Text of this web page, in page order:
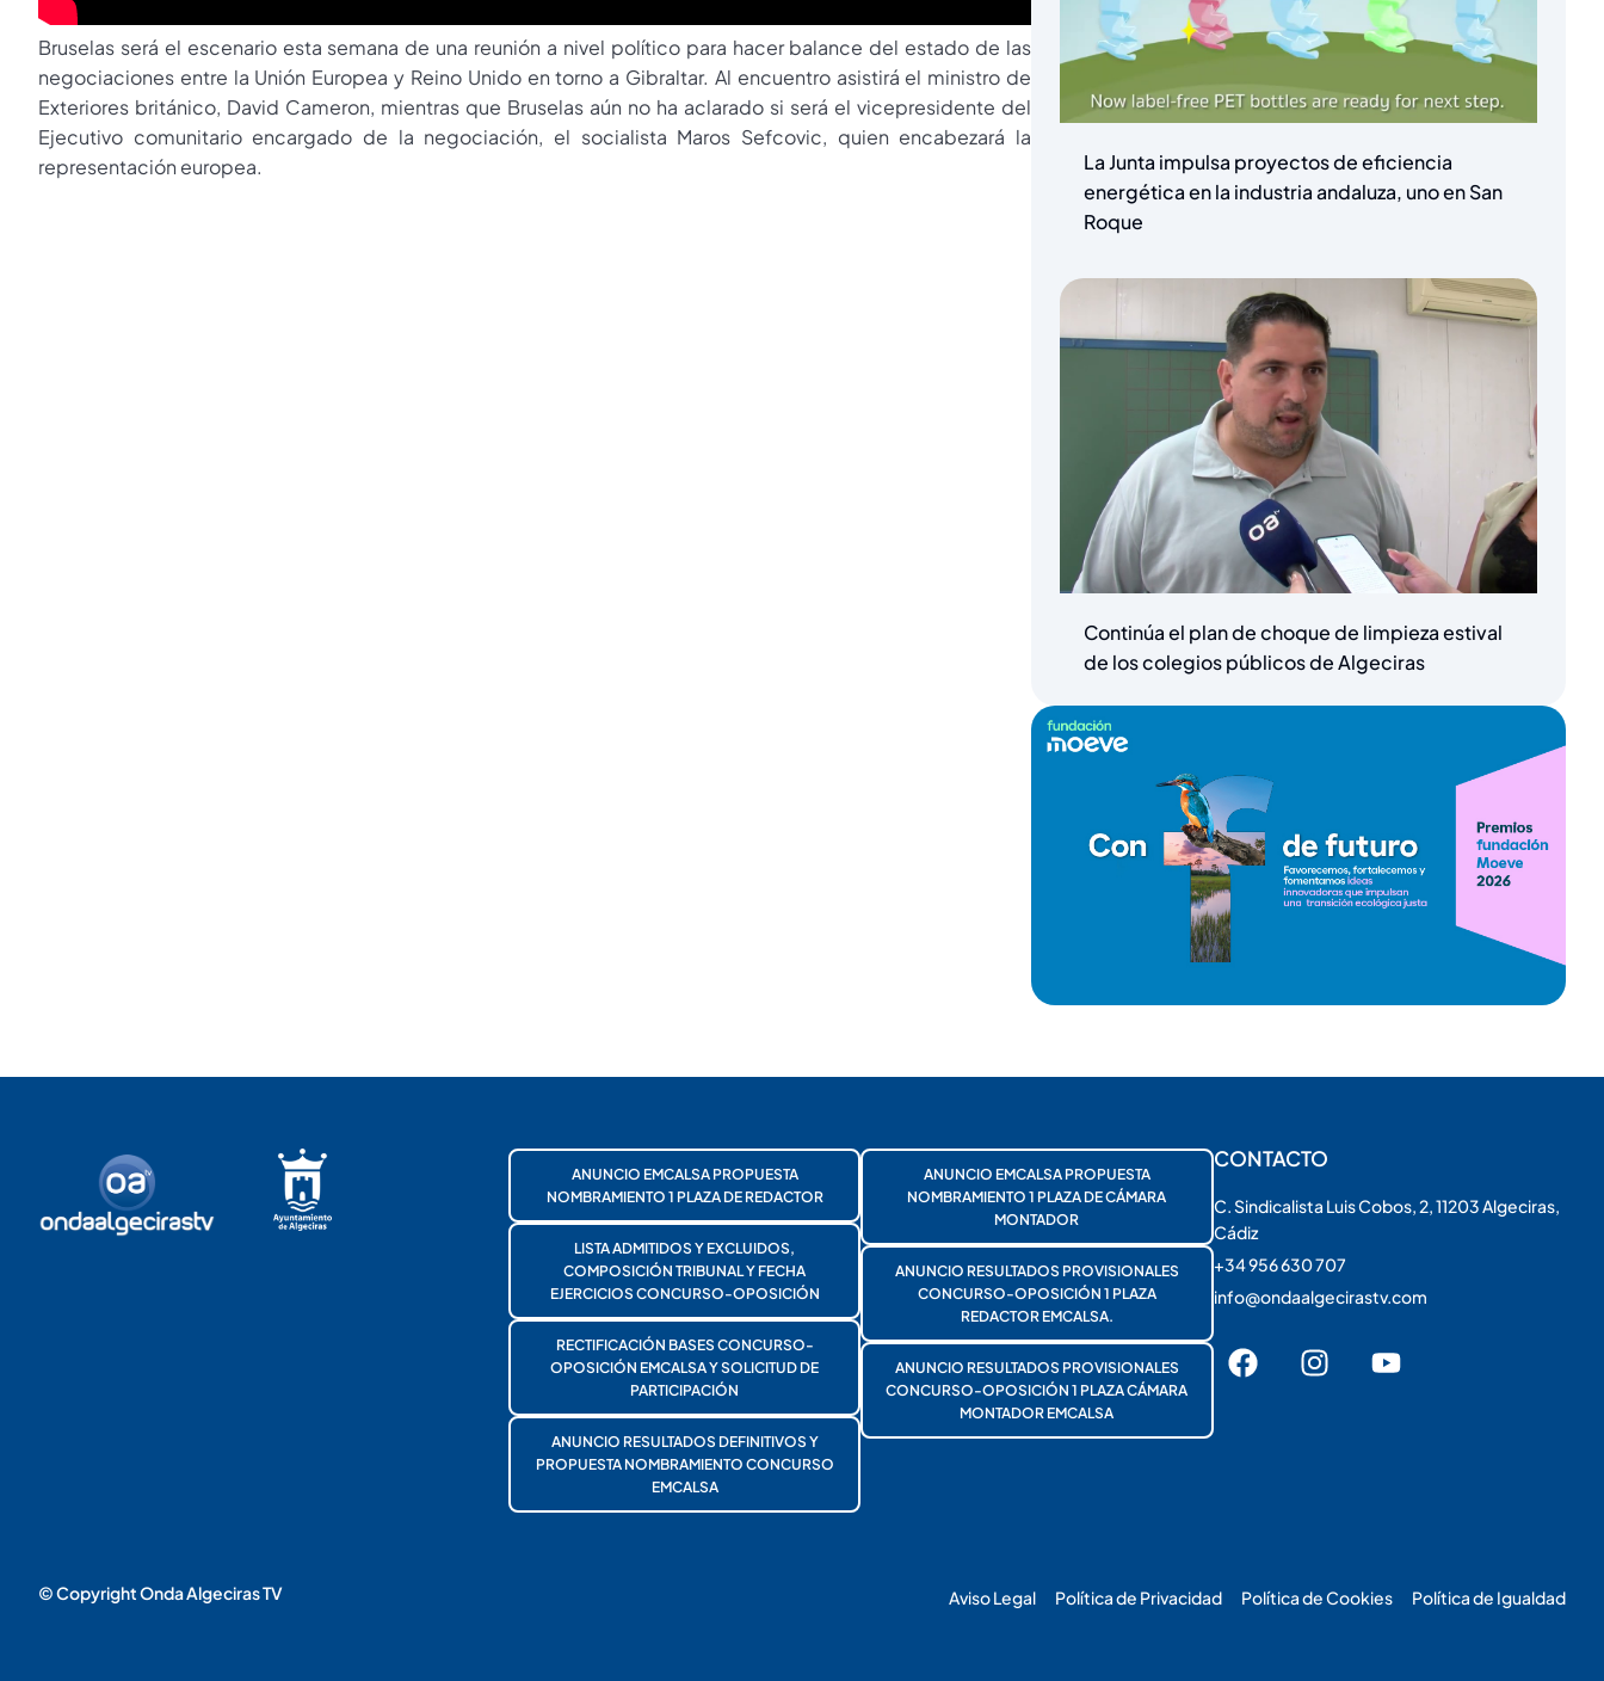
Bruselas será el escenario esta semana de una reunión a nivel político para hacer balance del estado de las
negociaciones entre la Unión Europea y Reino Unido en torno a Gibraltar. Al encuentro asistirá el ministro de
Exteriores británico, David Cameron, mientras que Bruselas aún no ha aclarado si será el vicepresidente del
Ejecutivo comunitario encargado de la negociación, el socialista Maros Sefcovic, quien encabezará la
representación europea.
La Junta impulsa proyectos de eficiencia
energética en la industria andaluza, uno en San
Roque
Continúa el plan de choque de limpieza estival
de los colegios públicos de Algeciras
ANUNCIO EMCALSA PROPUESTA
NOMBRAMIENTO 1 PLAZA DE REDACTOR
LISTA ADMITIDOS Y EXCLUIDOS,
COMPOSICIÓN TRIBUNAL Y FECHA
EJERCICIOS CONCURSO-OPOSICIÓN
RECTIFICACIÓN BASES CONCURSO-
OPOSICIÓN EMCALSA Y SOLICITUD DE
PARTICIPACIÓN
ANUNCIO RESULTADOS DEFINITIVOS Y
PROPUESTA NOMBRAMIENTO CONCURSO
EMCALSA
ANUNCIO EMCALSA PROPUESTA
NOMBRAMIENTO 1 PLAZA DE CÁMARA
MONTADOR
ANUNCIO RESULTADOS PROVISIONALES
CONCURSO-OPOSICIÓN 1 PLAZA
REDACTOR EMCALSA.
ANUNCIO RESULTADOS PROVISIONALES
CONCURSO-OPOSICIÓN 1 PLAZA CÁMARA
MONTADOR EMCALSA
CONTACTO
C. Sindicalista Luis Cobos, 2, 11203 Algeciras,
Cádiz
+34 956 630 707
info@ondaalgecirastv.com
© Copyright Onda Algeciras TV Aviso Legal Política de Privacidad Política de Cookies Política de Igualdad